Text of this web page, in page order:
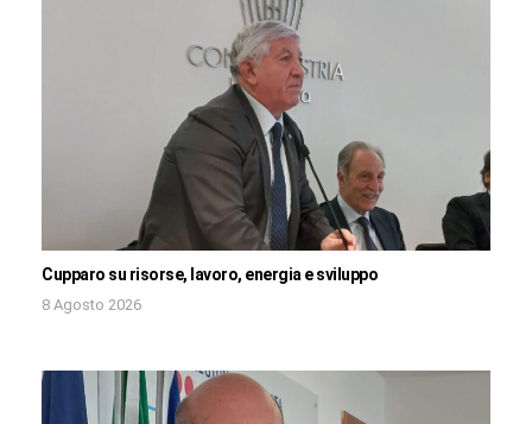
Cupparo su risorse, lavoro, energia e sviluppo
8 Agosto 2026